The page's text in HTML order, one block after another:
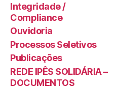
Integridade /
Compliance
Ouvidoria
Processos Seletivos
Publicações
REDE IPÊS SOLIDÁRIA –
DOCUMENTOS